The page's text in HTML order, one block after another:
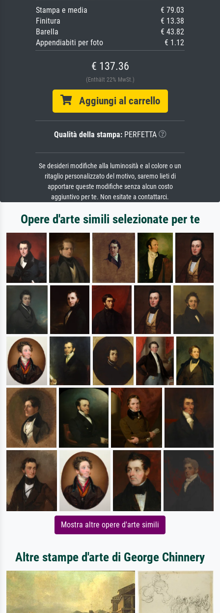
Stampa e media
€ 79.03
Finitura
€ 13.38
Barella
€ 43.82
Appendiabiti per foto
€ 1.12
€ 137.36
(Enthält 22% MwSt.)
Aggiungi al carrello
Qualità della stampa:PERFETTA
Se desideri modifiche alla luminosità e al colore o un
ritaglio personalizzato del motivo, saremo lieti di
apportare queste modifiche senza alcun costo
aggiuntivo per te. Non esitate a contattarci.
Opere d'arte simili selezionate per te
Mostra altre opere d'arte simili
Altre stampe d'arte di George Chinnery